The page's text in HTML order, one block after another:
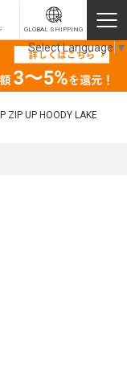
GLOBAL SHIPPING
ZIP UP HOODY LAKE
Select Language ▼